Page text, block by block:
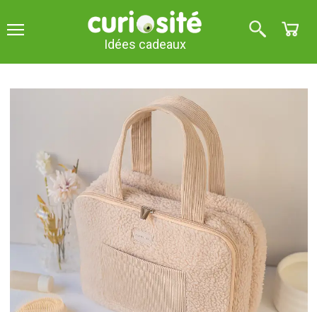
Idées cadeaux